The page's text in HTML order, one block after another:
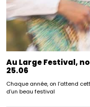
Au Large Festival,
25.06
Chaque année, on l’attend
d’un beau festival